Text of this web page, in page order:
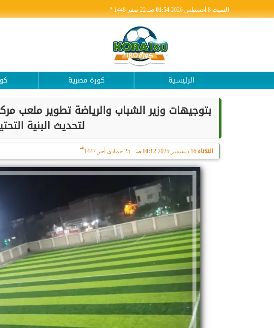
السبت 01:54 صـ 22 صفر 1448 هـ
الرئيسية كورة مصرية
بتوجيهات وزير الشباب والرياضة تطوير ملعب
لتحديث البنية
الثلاثاء 16 ديسمبر 2025 10:12 مـ 25 جمادى آخر 1447
هـ